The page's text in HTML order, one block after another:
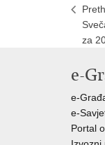
za
e-
e-
e-
Portal